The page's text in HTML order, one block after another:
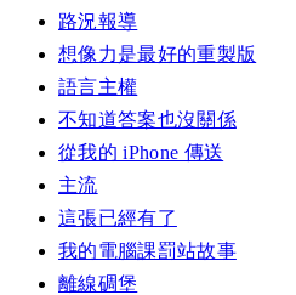
路況報導
想像力是最好的重製版
語言主權
不知道答案也沒關係
從我的 iPhone 傳送
主流
這張已經有了
我的電腦課罰站故事
離線碉堡